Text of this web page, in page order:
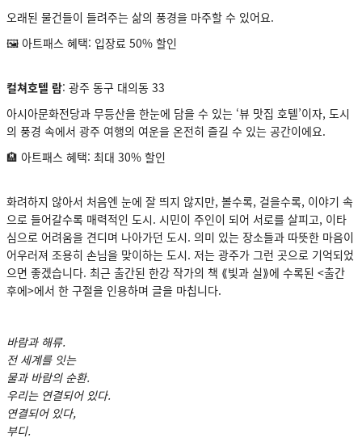
오래된 물건들이 들려주는 삶의 풍경을 마주할 수 있어요.
🖼️ 아트패스 혜택: 입장료 50% 할인
컬쳐호텔 람: 광주 동구 대의동 33
아시아문화전당과 무등산을 한눈에 담을 수 있는 ‘뷰 맛집 호텔’이자, 도시
의 풍경 속에서 광주 여행의 여운을 온전히 즐길 수 있는 공간이에요.
🏨 아트패스 혜택: 최대 30% 할인
화려하지 않아서 처음엔 눈에 잘 띄지 않지만, 볼수록, 걸을수록, 이야기 속
으로 들어갈수록 매력적인 도시. 시민이 주인이 되어 서로를 살피고, 이타
심으로 어려움을 견디며 나아가던 도시. 의미 있는 장소들과 따뜻한 마음이
어우러져 조용히 손님을 맞이하는 도시. 저는 광주가 그런 곳으로 기억되었
으면 좋겠습니다. 최근 출간된 한강 작가의 책 ⟪빛과 실⟫에 수록된 <출간
후에>에서 한 구절을 인용하며 글을 마칩니다.
바람과 해류.
전 세계를 잇는
물과 바람의 순환.
우리는 연결되어 있다.
연결되어 있다,
부디.